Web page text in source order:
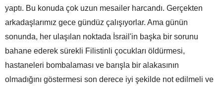
yaptı. Bu konuda çok uzun mesailer harcandı. Gerçekten
arkadaşlarımız gece gündüz çalışıyorlar. Ama günün
sonunda, her ulaşılan noktada İsrail'in başka bir sorunu
bahane ederek sürekli Filistinli çocukları öldürmesi,
hastaneleri bombalaması ve barışla bir alakasının
olmadığını göstermesi son derece iyi şekilde not edilmeli ve